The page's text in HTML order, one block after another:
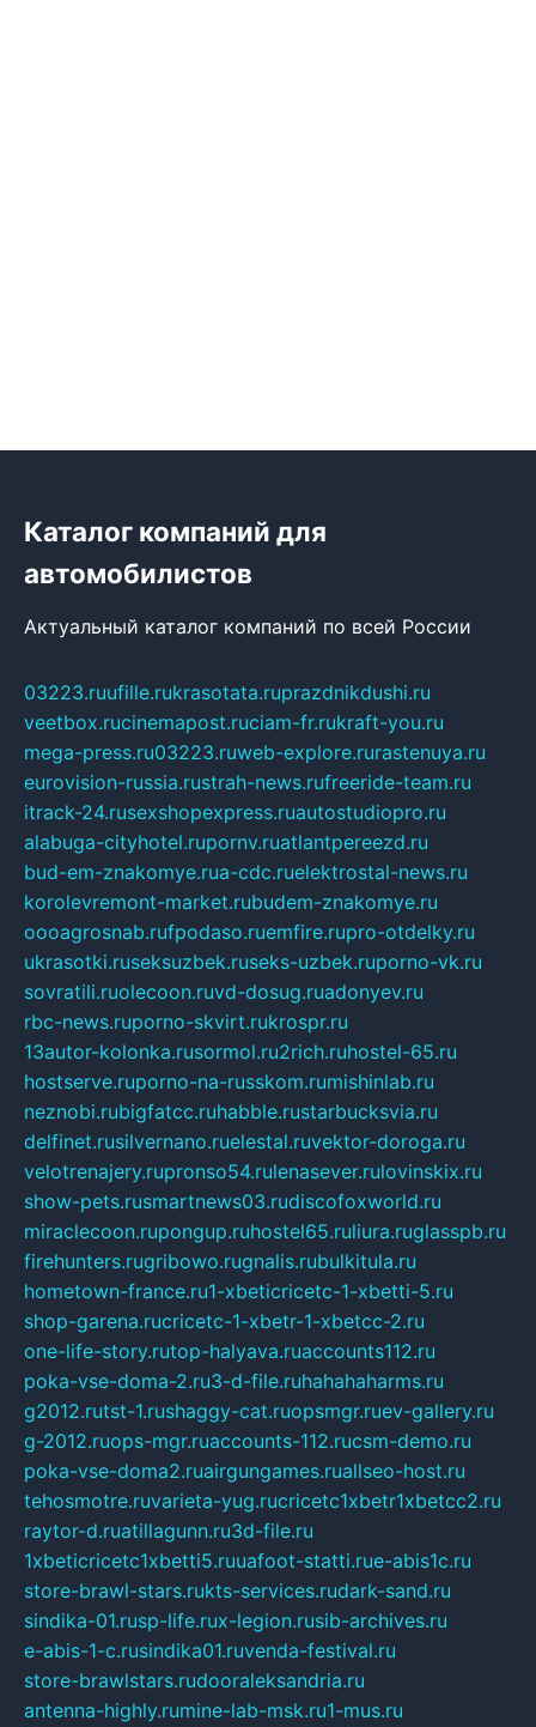
Каталог компаний для
автомобилистов
Актуальный каталог компаний по всей России
03223.ruufille.rukrasotata.ruprazdnikdushi.ru
veetbox.rucinemapost.ruciam-fr.rukraft-you.ru
mega-press.ru03223.ruweb-explore.rurastenuya.ru
eurovision-russia.rustrah-news.rufreeride-team.ru
itrack-24.rusexshopexpress.ruautostudiopro.ru
alabuga-cityhotel.rupornv.ruatlantpereezd.ru
bud-em-znakomye.rua-cdc.ruelektrostal-news.ru
korolevremont-market.rubudem-znakomye.ru
oooagrosnab.rufpodaso.ruemfire.rupro-otdelky.ru
ukrasotki.ruseksuzbek.ruseks-uzbek.ruporno-vk.ru
sovratili.ruolecoon.ruvd-dosug.ruadonyev.ru
rbc-news.ruporno-skvirt.rukrospr.ru
13autor-kolonka.rusormol.ru2rich.ruhostel-65.ru
hostserve.ruporno-na-russkom.rumishinlab.ru
neznobi.rubigfatcc.ruhabble.rustarbucksvia.ru
delfinet.rusilvernano.ruelestal.ruvektor-doroga.ru
velotrenajery.rupronso54.rulenasever.rulovinskix.ru
show-pets.rusmartnews03.rudiscofoxworld.ru
miraclecoon.rupongup.ruhostel65.ruliura.ruglasspb.ru
firehunters.rugribowo.rugnalis.rubulkitula.ru
hometown-france.ru1-xbeticricetc-1-xbetti-5.ru
shop-garena.rucricetc-1-xbetr-1-xbetcc-2.ru
one-life-story.rutop-halyava.ruaccounts112.ru
poka-vse-doma-2.ru3-d-file.ruhahahaharms.ru
g2012.rutst-1.rushaggy-cat.ruopsmgr.ruev-gallery.ru
g-2012.ruops-mgr.ruaccounts-112.rucsm-demo.ru
poka-vse-doma2.ruairgungames.ruallseo-host.ru
tehosmotre.ruvarieta-yug.rucricetc1xbetr1xbetcc2.ru
raytor-d.ruatillagunn.ru3d-file.ru
1xbeticricetc1xbetti5.ruuafoot-statti.rue-abis1c.ru
store-brawl-stars.rukts-services.rudark-sand.ru
sindika-01.rusp-life.rux-legion.rusib-archives.ru
e-abis-1-c.rusindika01.ruvenda-festival.ru
store-brawlstars.rudooraleksandria.ru
antenna-highly.rumine-lab-msk.ru1-mus.ru